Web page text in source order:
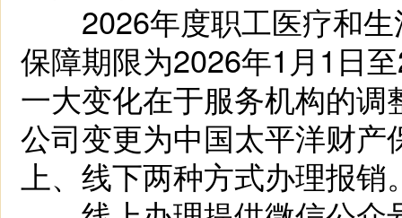
2026年度职工医疗和生
保障期限为2026年1月1日
一大变化在于服务机构的
公司变更为中国太平洋财
上、线下两种方式办理报销